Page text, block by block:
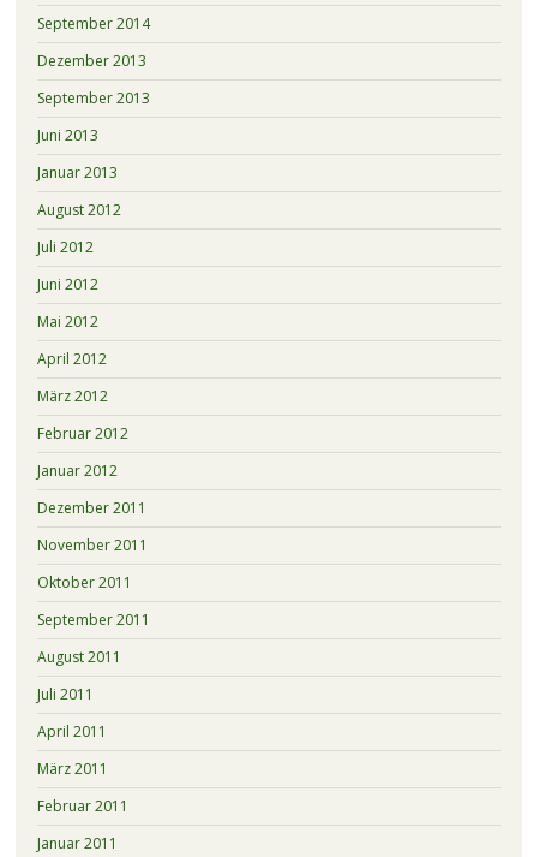
September 2014
Dezember 2013
September 2013
Juni 2013
Januar 2013
August 2012
Juli 2012
Juni 2012
Mai 2012
April 2012
März 2012
Februar 2012
Januar 2012
Dezember 2011
November 2011
Oktober 2011
September 2011
August 2011
Juli 2011
April 2011
März 2011
Februar 2011
Januar 2011